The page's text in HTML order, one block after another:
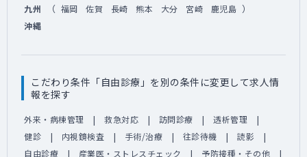
九州 （ 福岡 佐賀 長崎 熊本 大分 宮崎 鹿児島 ）
沖縄
こだわり条件「自由診療」を別の条件に変更して求人情
報を探す
外来・病棟管理 救急対応 訪問診療
透析管理
健診
内視鏡検査 手術/治療 往診待機
読影
自由診療
産業医・ストレスチェック
予防接種・その他